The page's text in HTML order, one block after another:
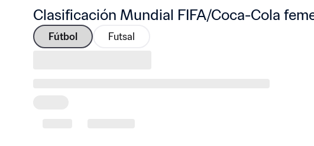
Clasificación Mundial FIFA/Coca-Cola
Fútbol Futsal